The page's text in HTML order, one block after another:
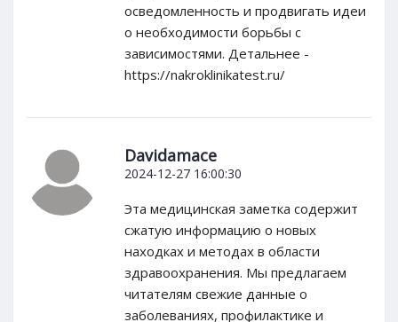
осведомленность и продвигать идеи
о необходимости борьбы с
зависимостями. Детальнее -
https://nakroklinikatest.ru/
Davidamace
2024-12-27 16:00:30
Эта медицинская заметка содержит
сжатую информацию о новых
находках и методах в области
здравоохранения. Мы предлагаем
читателям свежие данные о
заболеваниях, профилактике и